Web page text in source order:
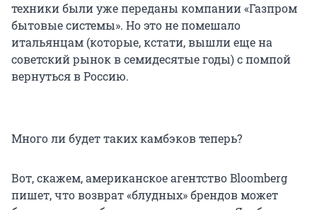
техники были уже переданы компании «Газпром
бытовые системы». Но это не помешало
итальянцам (которые, кстати, вышли еще на
советский рынок в семидесятые годы) с помпой
вернуться в Россию.
Много ли будет таких камбэков теперь?
Вот, скажем, американское агентство Bloomberg
пишет, что возврат «блудных» брендов может